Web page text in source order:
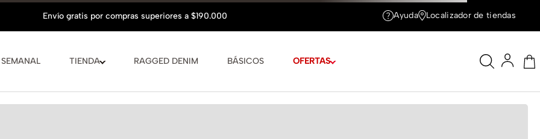
TIENDA RAGGED DENIM BÁSICOS OFERTAS
Ayuda Localizador de tiendas
Hasta6 cuotas Cuotas de$21.372